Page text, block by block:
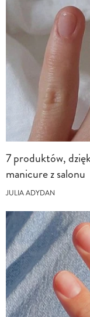
7 produktów,
manicure z salonu
JULIA ADYDAN